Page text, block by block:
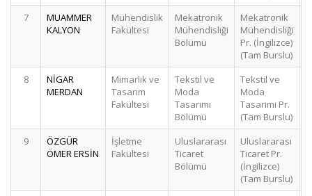
7
MUAMMER
KALYON
Mühendislik
Fakültesi
Mekatronik
Mühendisliği
Bölümü
Mekatronik
Mühendisliği
Pr. (İngilizce)
(Tam Burslu)
8
NİGAR
MERDAN
Mimarlık ve
Tasarım
Fakültesi
Tekstil ve
Moda
Tasarımı
Bölümü
Tekstil ve
Moda
Tasarımı Pr.
(Tam Burslu)
9
ÖZGÜR
ÖMER ERSİN
İşletme
Fakültesi
Uluslararası
Ticaret
Bölümü
Uluslararası
Ticaret Pr.
(İngilizce)
(Tam Burslu)